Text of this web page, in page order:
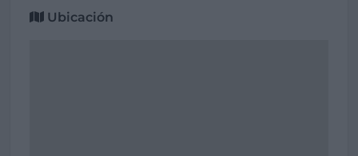
Ubicación